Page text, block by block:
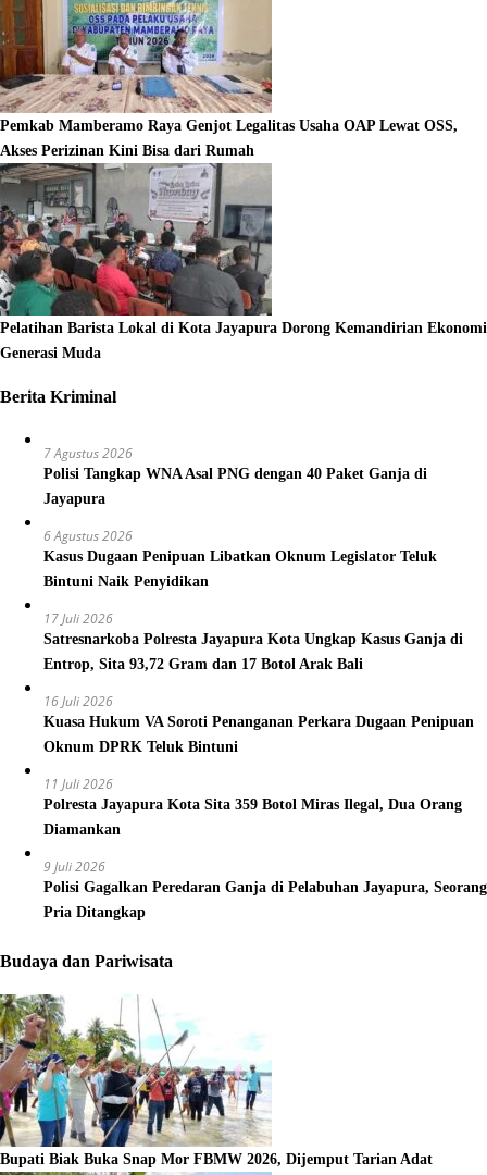
Pemkab Mamberamo Raya Genjot Legalitas Usaha OAP Lewat OSS,
Akses Perizinan Kini Bisa dari Rumah
Pelatihan Barista Lokal di Kota Jayapura Dorong Kemandirian Ekonomi
Generasi Muda
Berita Kriminal
7 Agustus 2026
Polisi Tangkap WNA Asal PNG dengan 40 Paket Ganja di
Jayapura
6 Agustus 2026
Kasus Dugaan Penipuan Libatkan Oknum Legislator Teluk
Bintuni Naik Penyidikan
17 Juli 2026
Satresnarkoba Polresta Jayapura Kota Ungkap Kasus Ganja di
Entrop, Sita 93,72 Gram dan 17 Botol Arak Bali
16 Juli 2026
Kuasa Hukum VA Soroti Penanganan Perkara Dugaan Penipuan
Oknum DPRK Teluk Bintuni
11 Juli 2026
Polresta Jayapura Kota Sita 359 Botol Miras Ilegal, Dua Orang
Diamankan
9 Juli 2026
Polisi Gagalkan Peredaran Ganja di Pelabuhan Jayapura, Seorang
Pria Ditangkap
Budaya dan Pariwisata
Bupati Biak Buka Snap Mor FBMW 2026, Dijemput Tarian Adat